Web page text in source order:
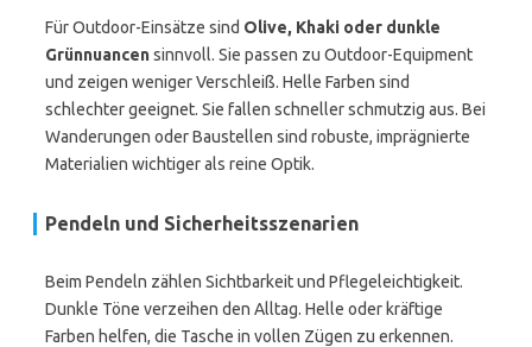
Für Outdoor-Einsätze sind Olive, Khaki oder dunkle
Grünnuancensinnvoll. Sie passen zu Outdoor-Equipment
und zeigen weniger Verschleiß. Helle Farben sind
schlechter geeignet. Sie fallen schneller schmutzig aus. Bei
Wanderungen oder Baustellen sind robuste, imprägnierte
Materialien wichtiger als reine Optik.
Pendeln und Sicherheitsszenarien
Beim Pendeln zählen Sichtbarkeit und Pflegeleichtigkeit.
Dunkle Töne verzeihen den Alltag. Helle oder kräftige
Farben helfen, die Tasche in vollen Zügen zu erkennen.